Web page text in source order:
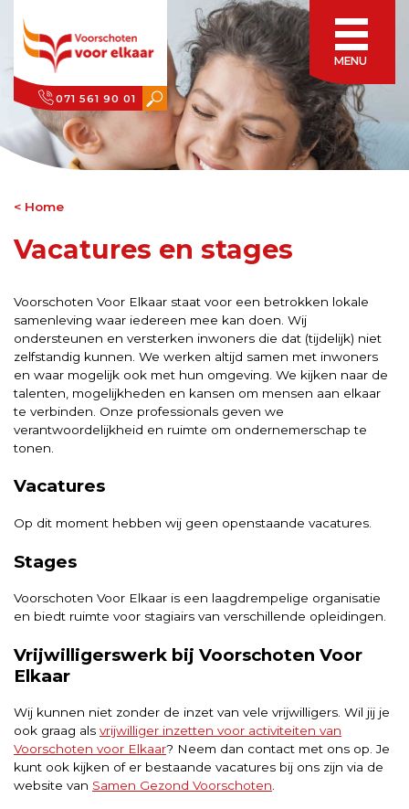
071 561 90 01
Home
Vacatures en stages
Voorschoten Voor Elkaar staat voor een betrokken lokale
samenleving waar iedereen mee kan doen. Wij
ondersteunen en versterken inwoners die dat (tijdelijk) niet
zelfstandig kunnen. We werken altijd samen met inwoners
en waar mogelijk ook met hun omgeving. We kijken naar de
talenten, mogelijkheden en kansen om mensen aan elkaar
te verbinden. Onze professionals geven we
verantwoordelijkheid en ruimte om ondernemerschap te
tonen.
Vacatures
Op dit moment hebben wij geen openstaande vacatures.
Stages
Voorschoten Voor Elkaar is een laagdrempelige organisatie
en biedt ruimte voor stagiairs van verschillende opleidingen.
Vrijwilligerswerk bij Voorschoten Voor
Elkaar
Wij kunnen niet zonder de inzet van vele vrijwilligers. Wil jij je
ook graag als vrijwilliger inzetten voor activiteiten van
Voorschoten voor Elkaar? Neem dan contact met ons op. Je
kunt ook kijken of er bestaande vacatures bij ons zijn via de
website van Samen Gezond Voorschoten.
MENU